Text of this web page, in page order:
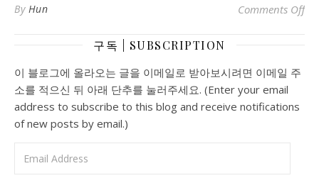
By Hun Comments Offon
구독 | SUBSCRIPTION
이 블로그에 올라오는 글을 이메일로 받아보시려면 이메일 주
소를 적으신 뒤 아래 단추를 눌러주세요. (Enter your email
address to subscribe to this blog and receive notifications
of new posts by email.)